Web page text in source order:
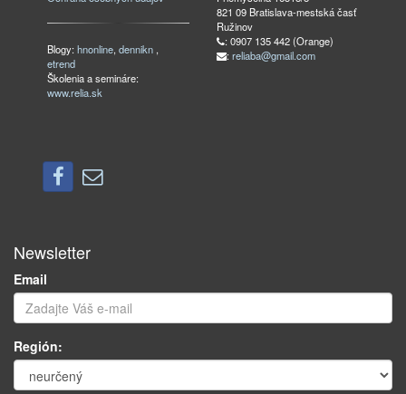
Blogy:hnonline,dennikn ,
etrend
Školenia a semináre:
www.relia.sk
821 09 Bratislava-mestská časť
Ružinov
: 0907 135 442 (Orange)
: reliaba@gmail.com
Newsletter
Email
Región: